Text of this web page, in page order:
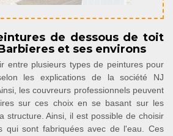
de dessous de toit
et ses environs
entre plusieurs types de peintures pour
les explications de la société NJ
les couvreurs professionnels peuvent
sur ces choix en se basant sur les
structure. Ainsi, il est possible de choisir
qui sont fabriquées avec de l'eau. Ces